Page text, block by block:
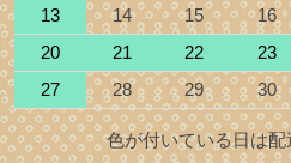
13
14 15 16
20
21 22 23
27
28 29 30
色が付いている日は